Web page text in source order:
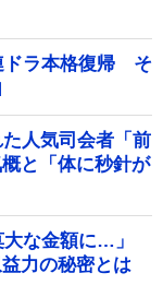
ドラ本格復帰 そ
人気司会者「前
と「体に秒針が
大な金額に…」
力の秘密とは